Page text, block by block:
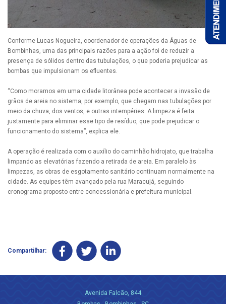
Conforme Lucas Nogueira, coordenador de operações da Águas de
Bombinhas, uma das principais razões para a ação foi de reduzir a
presença de sólidos dentro das tubulações, o que poderia prejudicar as
bombas que impulsionam os efluentes.
“Como moramos em uma cidade litorânea pode acontecer a invasão de
grãos de areia no sistema, por exemplo, que chegam nas tubulações por
meio da chuva, dos ventos, e outras intempéries. A limpeza é feita
justamente para eliminar esse tipo de resíduo, que pode prejudicar o
funcionamento do sistema”, explica ele.
A operação é realizada com o auxílio do caminhão hidrojato, que trabalha
limpando as elevatórias fazendo a retirada de areia. Em paralelo às
limpezas, as obras de esgotamento sanitário continuam normalmente na
cidade. As equipes têm avançado pela rua Maracujá, seguindo
cronograma proposto entre concessionária e prefeitura municipal.
Compartilhar:
Avenida Falcão, 844